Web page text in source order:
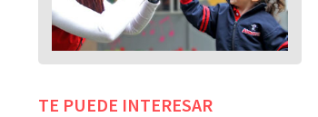
TE PUEDE INTERESAR